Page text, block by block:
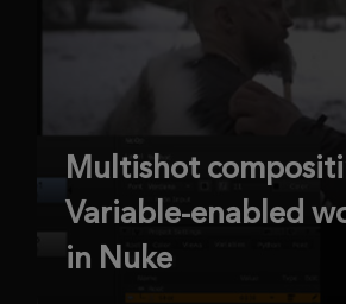
Multishot
Variable-enabled
in Nuke